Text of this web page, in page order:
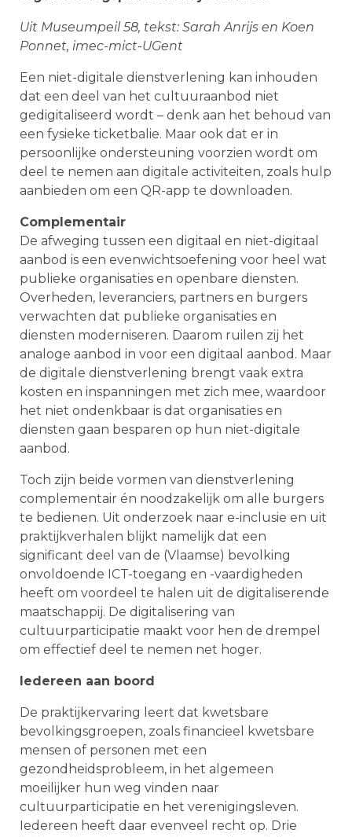
Uit Museumpeil 58, tekst: Sarah Anrijs en Koen
Ponnet, imec-mict-UGent
Een niet-digitale dienstverlening kan inhouden
dat een deel van het cultuuraanbod niet
gedigitaliseerd wordt – denk aan het behoud van
een fysieke ticketbalie. Maar ook dat er in
persoonlijke ondersteuning voorzien wordt om
deel te nemen aan digitale activiteiten, zoals hulp
aanbieden om een QR-app te downloaden.
Complementair
De afweging tussen een digitaal en niet-digitaal
aanbod is een evenwichtsoefening voor heel wat
publieke organisaties en openbare diensten.
Overheden, leveranciers, partners en burgers
verwachten dat publieke organisaties en
diensten moderniseren. Daarom ruilen zij het
analoge aanbod in voor een digitaal aanbod. Maar
de digitale dienstverlening brengt vaak extra
kosten en inspanningen met zich mee, waardoor
het niet ondenkbaar is dat organisaties en
diensten gaan besparen op hun niet-digitale
aanbod.
Toch zijn beide vormen van dienstverlening
complementair én noodzakelijk om alle burgers
te bedienen. Uit onderzoek naar e-inclusie en uit
praktijkverhalen blijkt namelijk dat een
significant deel van de (Vlaamse) bevolking
onvoldoende ICT-toegang en -vaardigheden
heeft om voordeel te halen uit de digitaliserende
maatschappij. De digitalisering van
cultuurparticipatie maakt voor hen de drempel
om effectief deel te nemen net hoger.
Iedereen aan boord
De praktijkervaring leert dat kwetsbare
bevolkingsgroepen, zoals financieel kwetsbare
mensen of personen met een
gezondheidsprobleem, in het algemeen
moeilijker hun weg vinden naar
cultuurparticipatie en het verenigingsleven.
Iedereen heeft daar evenveel recht op. Drie